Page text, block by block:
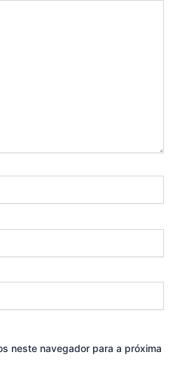
neste navegador para a próxima